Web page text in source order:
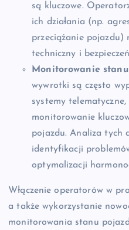
są kluczowe.
ich działania (np.
przeciążanie pojazdu)
techniczny i
Monitorowanie
wywrotki są często
systemy
monitorowanie
pojazdu. Analiza tych
identyfikacji
optymalizacji
Włączenie operatorów w
a także wykorzystanie
monitorowania stanu